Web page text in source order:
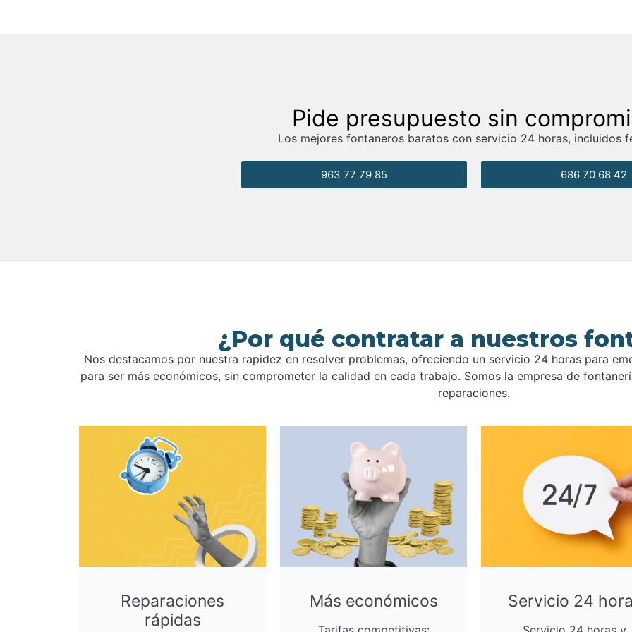
Pide presupuesto sin
Los mejores fontaneros baratos con servicio 24 horas, incluidos
686 70 68 42
963 77 79 85
¿Por qué contratar a nuestros
Nos destacamos por nuestra rapidez en resolver problemas, ofreciendo un servicio 24 horas para
para ser más económicos, sin comprometer la calidad en cada trabajo. Somos la empresa de
reparaciones.
Reparaciones
rápidas
Más económicos Servicio 24